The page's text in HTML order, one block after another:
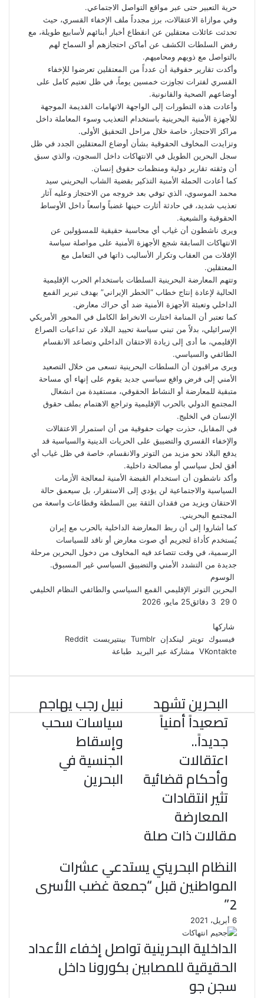
حرية التعبير حتى عبر مواقع التواصل الاجتماعي.
وفي موازاة الاعتقالات، برز مجدداً ملف الإخفاء القسري، حيث
تحدثت عائلات معتقلين عن انقطاع أخبار أبنائهم لأسابيع طويلة، مع
رفض السلطات الكشف عن أماكن احتجازهم أو السماح لهم
بالتواصل مع ذويهم ومحاميهم.
وأكدت تقارير حقوقية أن عدداً من المعتقلين تعرضوا للإخفاء
القسري لفترات تجاوزت خمسين يوماً، في ظل تعتيم كامل على
أوضاعهم الصحية والقانونية.
وأعادت هذه التطورات إلى الواجهة الاتهامات القديمة الموجهة
للأجهزة الأمنية البحرينية باستخدام التعذيب وسوء المعاملة داخل
مراكز الاحتجاز، خاصة خلال مراحل التحقيق الأولى.
وتزايدت المخاوف الحقوقية بشأن أوضاع المعتقلين الجدد في ظل
سجل البحرين الطويل في الانتهاكات داخل السجون، والذي سبق
أن وثقته تقارير دولية ومنظمات حقوق إنسان.
كما أعادت الحملة الأمنية التذكير بقضية الشاب البحريني سيد
محمد الموسوي، الذي توفي بعد خروجه من الاحتجاز وعليه آثار
تعذيب شديد، في حادثة أثارت حينها غضباً واسعاً داخل الأوساط
الحقوقية والشيعية.
ويرى ناشطون أن غياب أي محاسبة حقيقية للمسؤولين عن
الانتهاكات السابقة شجع الأجهزة الأمنية على مواصلة سياسة
الإفلات من العقاب وتكرار الأساليب ذاتها في التعامل مع
المعتقلين.
وتتهم المعارضة البحرينية السلطات باستخدام الحرب الإقليمية
الحالية لإعادة إنتاج خطاب “الخطر الإيراني” بهدف تبرير القمع
الداخلي وتعبئة الأجهزة الأمنية ضد أي حراك معارض.
كما تعتبر أن المنامة اختارت الانخراط الكامل في المحور الأمريكي
الإسرائيلي، بدلاً من تبني سياسة تحييد البلاد عن تداعيات الصراع
الإقليمي، ما أدى إلى زيادة الاحتقان الداخلي وتصاعد الانقسام
الطائفي والسياسي.
ويرى مراقبون أن السلطات البحرينية تسعى من خلال التصعيد
الأمني إلى فرض واقع سياسي جديد يقوم على إنهاء أي مساحة
متبقية للمعارضة أو النشاط الحقوقي، مستفيدة من انشغال
المجتمع الدولي بالحرب الإقليمية وتراجع الاهتمام بملف حقوق
الإنسان في الخليج.
في المقابل، حذرت جهات حقوقية من أن استمرار الاعتقالات
والإخفاء القسري والتضييق على الحريات الدينية والسياسية قد
يدفع البلاد نحو مزيد من التوتر والانقسام، خاصة في ظل غياب أي
أفق لحل سياسي أو مصالحة داخلية.
وأكد ناشطون أن استخدام القبضة الأمنية لمعالجة الأزمات
السياسية والاجتماعية لن يؤدي إلى الاستقرار، بل سيعمق حالة
الاحتقان ويزيد من فقدان الثقة بين السلطة وقطاعات واسعة من
المجتمع البحريني.
كما أشاروا إلى أن ربط المعارضة الداخلية بالحرب مع إيران
يُستخدم كأداة لتجريم أي صوت معارض أو ناقد للسياسات
الرسمية، في وقت تتصاعد فيه المخاوف من دخول البحرين مرحلة
جديدة من التشدد الأمني والتضييق السياسي غير المسبوق.
الوسوم
البحرين التوتر الإقليمي القمع السياسي والطائفي النظام الخليفي
25 مايو، 2026
0
ي
س
ب
ك
و
ي
ت
ي
ن
ك
إ
T
u
m
l
ي
ن
ت
ر
س
ت
R
e
d
i
ا
ت
س
ب
شاركها
فيسبوك تويتر لينكدإن بينتيريست
مشاركة عبر البريد طباعة
نبيل رجب يهاجم
سياسات سحب
وإسقاط
الجنسية في
البحرين
البحرين تشهد
تصعيداً أمنياً
جديداً..
اعتقالات
وأحكام قضائية
تثير انتقادات
المعارضة
مقالات ذات صلة
النظام البحريني يستدعي عشرات
المواطنين قبل “جمعة غضب الأسرى
2”
6 أبريل، 2021
الداخلية البحرينية تواصل إخفاء الأعداد
الحقيقية للمصابين بكورونا داخل
سجن جو